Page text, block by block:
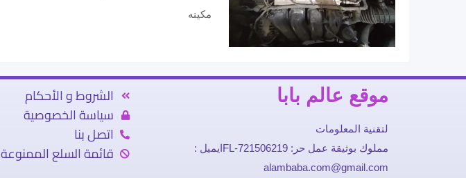
مكينه
موقع عالم بابا
لتقنية المعلومات
مملوك بوثيقة عمل حر: FL-721506219ايميل :
alambaba.com@gmail.com
الشروط و الأحكام
سياسة الخصوصية
اتصل بنا
قائمة السلع الممنوعة